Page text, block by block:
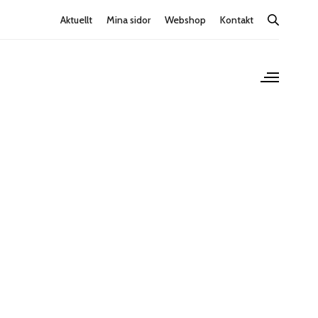
Aktuellt Mina sidor Webshop Kontakt